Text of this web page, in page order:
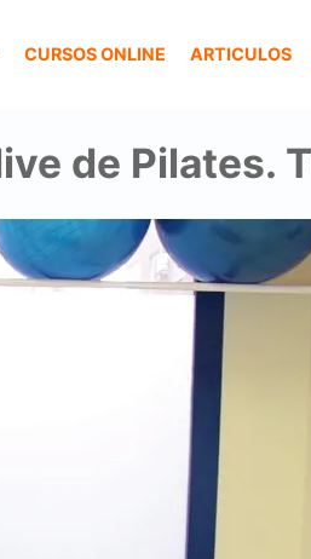
CURSOS ONLINE ARTICULOS
de Pilates.